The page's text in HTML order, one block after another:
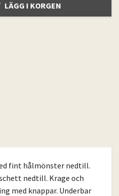
LÄGG I KORGEN
fint hålmönster nedtill.
nedtill. Krage och
med knappar. Underbar